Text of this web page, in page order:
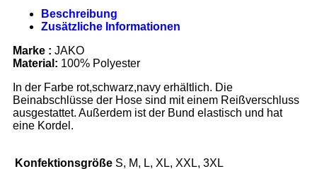
Beschreibung
Zusätzliche Informationen
Marke : JAKO
Material: 100% Polyester
In der Farbe rot,schwarz,navy erhältlich. Die
Beinabschlüsse der Hose sind mit einem Reißverschluss
ausgestattet. Außerdem ist der Bund elastisch und hat
eine Kordel.
Konfektionsgröße S, M, L, XL, XXL, 3XL